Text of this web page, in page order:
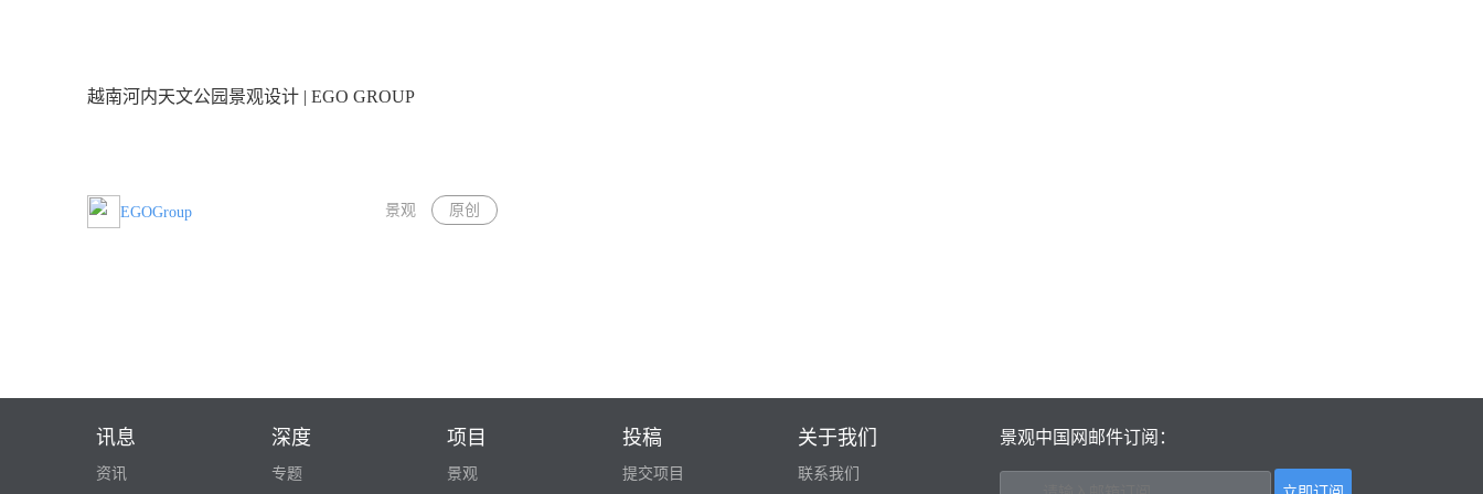
越南河内天文公园景观设计 | EGO GROUP
EGOGroup 景观 原创
讯息
资讯
深度
专题
项目
景观
投稿
提交项目
关于我们
联系我们
景观中国网邮件订阅：